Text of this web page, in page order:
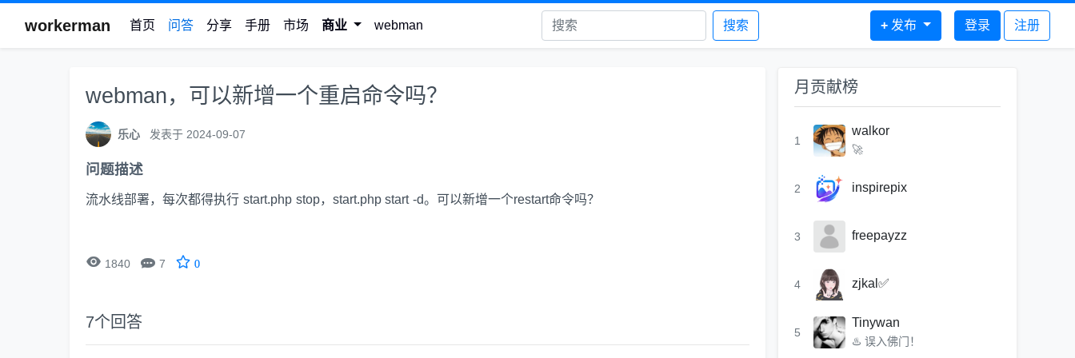
workerman 首页 问答 分享 手册 市场 商业 webman 搜索 + 发布 登录 注册
webman，可以新增一个重启命令吗？
乐心 发表于 2024-09-07
问题描述
流水线部署，每次都得执行 start.php stop，start.php start -d。可以新增一个restart命令吗？
 1840  7 0
7个回答
月贡献榜
1
walkor
🚀
2 inspirepix
3 freepayzz
4 zjkal✅
5
Tinywan
♨️ 误入佛门！